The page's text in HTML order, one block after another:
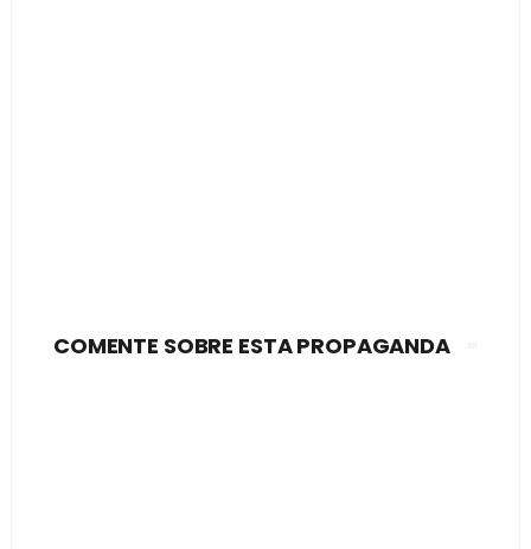
COMENTE SOBRE ESTA PROPAGANDA